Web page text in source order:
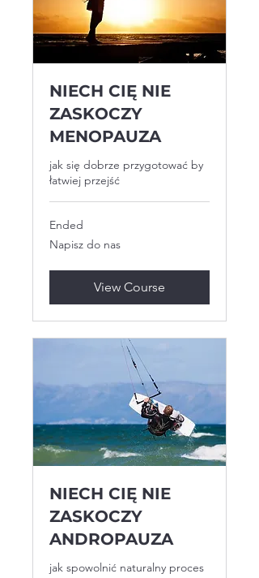
NIECH CIĘ NIE
ZASKOCZY
MENOPAUZA
jak się dobrze przygotować by
łatwiej przejść
Ended
Napisz
do
Napisz do nas
View Course
NIECH CIĘ NIE
ZASKOCZY
ANDROPAUZA
jak spowolnić naturalny proces